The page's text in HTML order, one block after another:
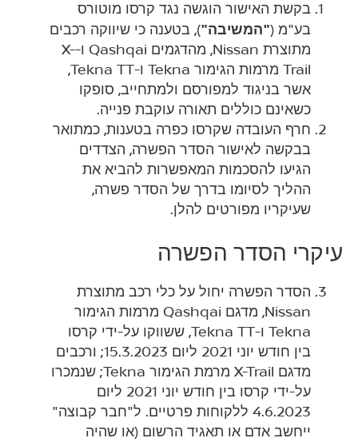
בקשת האישור הוגשה נגד קרסו מוטורס
בע"מ ("המשיבה"), בטענה כי שיווקה רכבים
מתוצרת Nissan, מהדגמים Qashqai ו-X-
Trail מרמות הגימור Tekna ו-Tekna TT,
אשר בניגוד למפורסם ולמתחייב, סופקו
כשאינם כוללים תאורה עוקבת פנייה.
חרף העובדה שקרסו כפרה בטענות, כמתואר
בבקשה לאישור הסדר הפשרה, הצדדים
הגיעו להסכמות המאפשרות להביא את
ההליך לסיומו בדרך של הסדר פשרה,
שעיקריו מפורטים להלן.
עיקרי הסדר הפשרה
הסדר הפשרה יחול על כלי רכב מתוצרת
Nissan, מדגם Qashqai מרמות הגימור
Tekna ו-Tekna TT, ששווקו על-ידי קרסו
בין חודש יוני 2021 ליום 15.3.2023; ורכבים
מדגם X-Trail מרמת הגימור Tekna; שנמכרו
על-ידי קרסו בין חודש יוני 2021 ליום
4.6.2023 ללקוחות פרטיים. ל"חבר קבוצה"
ייחשב אדם או תאגיד הרשום (או שהיה